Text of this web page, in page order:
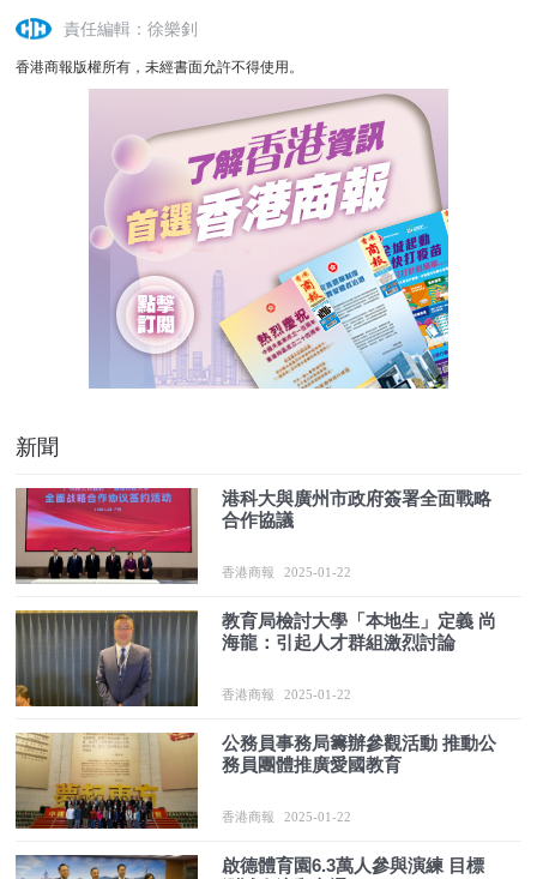
責任編輯：徐樂釗
香港商報版權所有，未經書面允許不得使用。
新聞
港科大與廣州市政府簽署全面戰略
合作協議
香港商報 2025-01-22
教育局檢討大學「本地生」定義 尚
海龍：引起人才群組激烈討論
香港商報 2025-01-22
公務員事務局籌辦參觀活動 推動公
務員團體推廣愛國教育
香港商報 2025-01-22
啟德體育園6.3萬人參與演練 目標